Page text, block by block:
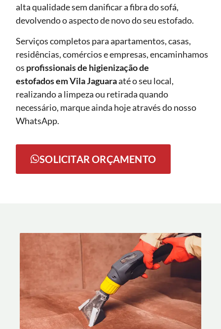
alta qualidade sem danificar a fibra do sofá,
devolvendo o aspecto de novo do seu estofado.
Serviços completos para apartamentos, casas,
residências, comércios e empresas, encaminhamos
os profissionais de higienização de
estofados em Vila Jaguaraaté o seu local,
realizando a limpeza ou retirada quando
necessário, marque ainda hoje através do nosso
WhatsApp.
SOLICITAR ORÇAMENTO